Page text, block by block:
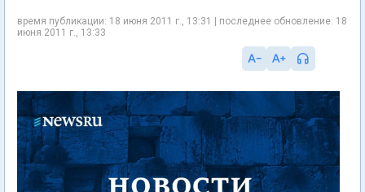
время публикации: 18 июня 2011 г., 13:31 | последнее обновление: 18
июня 2011 г., 13:33